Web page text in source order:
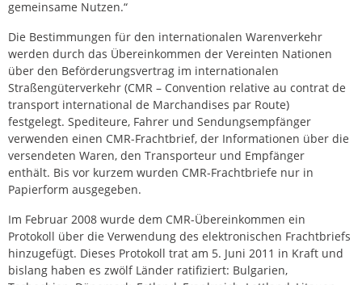
gemeinsame Nutzen.“
Die Bestimmungen für den internationalen Warenverkehr
werden durch das Übereinkommen der Vereinten Nationen
über den Beförderungsvertrag im internationalen
Straßengüterverkehr (CMR – Convention relative au contrat de
transport international de Marchandises par Route)
festgelegt. Spediteure, Fahrer und Sendungsempfänger
verwenden einen CMR-Frachtbrief, der Informationen über die
versendeten Waren, den Transporteur und Empfänger
enthält. Bis vor kurzem wurden CMR-Frachtbriefe nur in
Papierform ausgegeben.
Im Februar 2008 wurde dem CMR-Übereinkommen ein
Protokoll über die Verwendung des elektronischen Frachtbriefs
hinzugefügt. Dieses Protokoll trat am 5. Juni 2011 in Kraft und
bislang haben es zwölf Länder ratifiziert: Bulgarien,